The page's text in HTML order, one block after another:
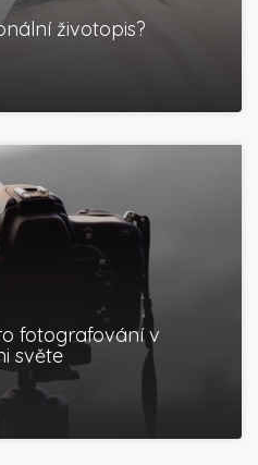
životopis?
fotografování v
světe